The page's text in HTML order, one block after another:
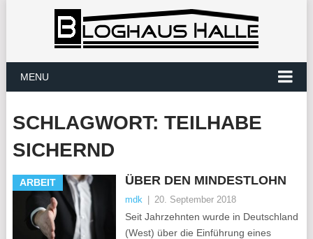
MENU
SCHLAGWORT: TEILHABE
SICHERND
ARBEIT ÜBER DEN MINDESTLOHN
mdk 20. September 2018
Seit Jahrzehnten wurde in Deutschland
(West) über die Einführung eines